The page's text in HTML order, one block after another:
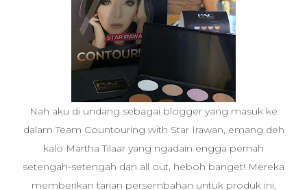
Nah aku di undang sebagai blogger yang masuk ke
dalam Team Countouring with Star Irawan, emang deh
kalo Martha Tilaar yang ngadain engga pernah
setengah-setengah dan all out, heboh banget! Mereka
memberikan tarian persembahan untuk produk ini,